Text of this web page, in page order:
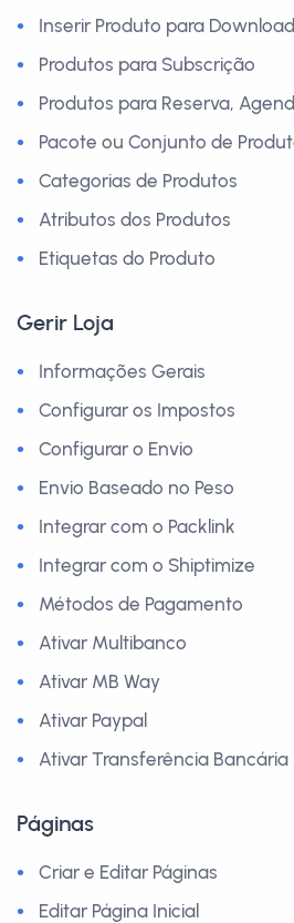
Inserir Produto para Download
Produtos para Subscrição
Produtos para Reserva,
Pacote ou Conjunto de
Categorias de Produtos
Atributos dos Produtos
Etiquetas do Produto
Gerir Loja
Informações Gerais
Configurar os Impostos
Configurar o Envio
Envio Baseado no Peso
Integrar com o Packlink
Integrar com o Shiptimize
Métodos de Pagamento
Ativar Multibanco
Ativar MB Way
Ativar Paypal
Ativar Transferência Bancária
Páginas
Criar e Editar Páginas
Editar Página Inicial